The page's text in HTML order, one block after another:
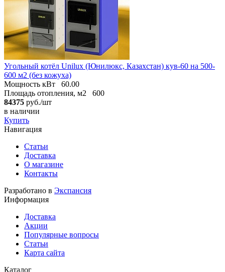
Угольный котёл Unilux (Юнилюкс, Казахстан) кув-60 на 500-
600 м2 (без кожуха)
Мощность кВт
60.00
Площадь отопления, м2
600
84375 руб./шт
в наличии
Купить
Навигация
Статьи
Доставка
О магазине
Контакты
Разработано в Экспансия
Информация
Доставка
Акции
Популярные вопросы
Статьи
Карта сайта
Каталог